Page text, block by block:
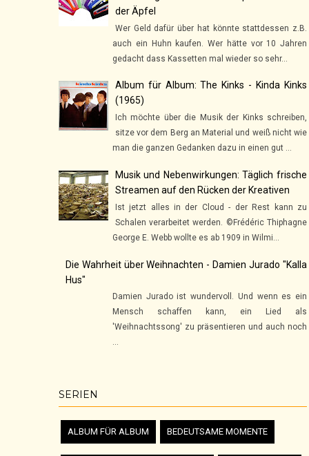
der Äpfel
Wer Geld dafür über hat könnte stattdessen z.B.
auch ein Huhn kaufen. Wer hätte vor 10 Jahren
gedacht dass Kassetten mal wieder so sehr...
Album für Album: The Kinks - Kinda Kinks
(1965)
Ich möchte über die Musik der Kinks schreiben,
sitze vor dem Berg an Material und weiß nicht wie
man die ganzen Gedanken dazu in einen gut ...
Musik und Nebenwirkungen: Täglich frische
Streamen auf den Rücken der Kreativen
Ist jetzt alles in der Cloud - der Rest kann zu
Schalen verarbeitet werden. ©Frédéric Thiphagne
George E. Webb wollte es ab 1909 in Wilmi...
Die Wahrheit über Weihnachten - Damien Jurado "Kalla
Hus"
Damien Jurado ist wundervoll. Und wenn es ein
Mensch schaffen kann, ein Lied als
'Weihnachtssong' zu präsentieren und auch noch
...
SERIEN
ALBUM FÜR ALBUM BEDEUTSAME MOMENTE